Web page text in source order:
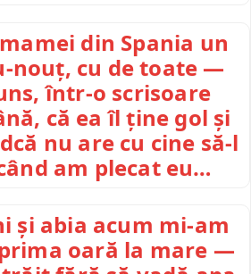
din Spania un
nouț, cu de toate —
într-o scrisoare
că ea îl ține gol și
nu are cu cine să-l
am plecat eu…
și abia acum mi-am
oară la mare —